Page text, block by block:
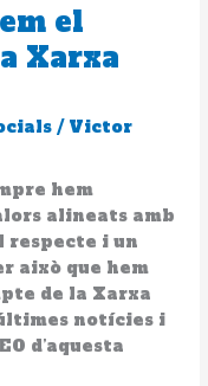
el
Xarxa
/ Victor
hem
alineats amb
respecte i un
això que hem
de la Xarxa
notícies i
d’aquesta